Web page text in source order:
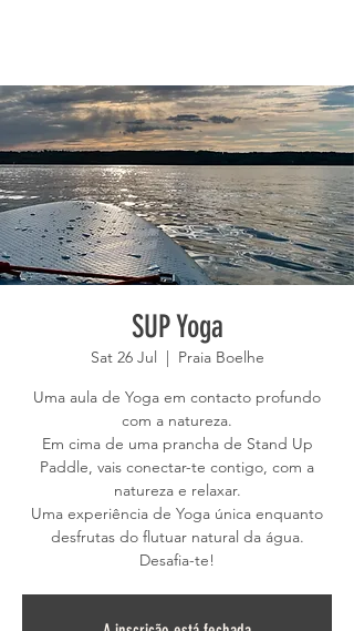
SUP Yoga
Sat 26 Jul
  |
Praia Boelhe
Uma aula de Yoga em contacto profundo
com a natureza.
Em cima de uma prancha de Stand Up
Paddle, vais conectar-te contigo, com a
natureza e relaxar.
Uma experiência de Yoga única enquanto
desfrutas do flutuar natural da água.
Desafia-te!